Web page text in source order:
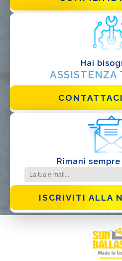
Hai
ASSISTENZA
Rimani
ISCRIVITI ALLA
Distributore